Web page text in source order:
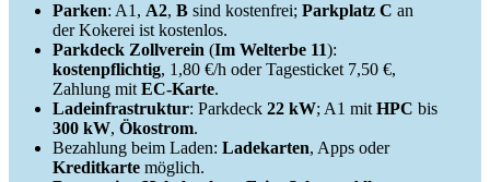
Parken: A1, A2, B sind kostenfrei; Parkplatz C an
der Kokerei ist kostenlos.
Parkdeck Zollverein (Im Welterbe 11):
kostenpflichtig, 1,80 €/h oder Tagesticket 7,50 €,
Zahlung mit EC-Karte.
Ladeinfrastruktur: Parkdeck 22 kW; A1 mit HPC bis
300 kW, Ökostrom.
Bezahlung beim Laden: Ladekarten, Apps oder
Kreditkarte möglich.